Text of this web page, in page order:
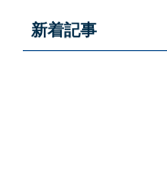
新着記事